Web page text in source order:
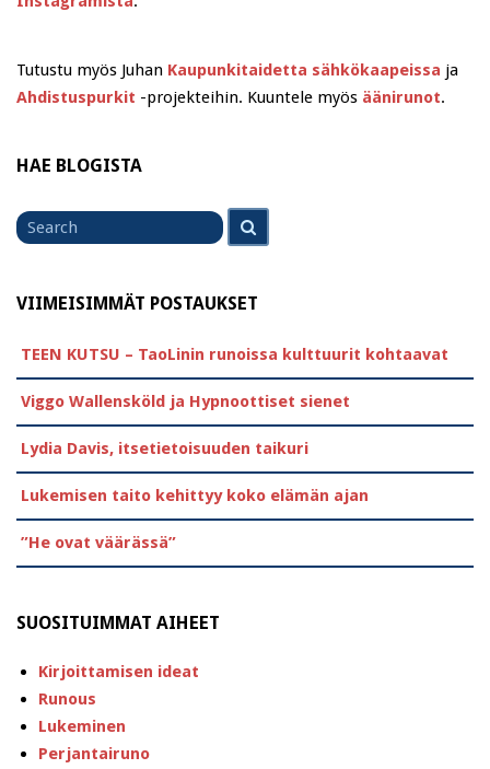
Tutustu myös Juhan Kaupunkitaidetta sähkökaapeissa ja
Ahdistuspurkit -projekteihin. Kuuntele myös äänirunot.
HAE BLOGISTA
Search
for
VIIMEISIMMÄT POSTAUKSET
TEEN KUTSU – TaoLinin runoissa kulttuurit kohtaavat
Viggo Wallensköld ja Hypnoottiset sienet
Lydia Davis, itsetietoisuuden taikuri
Lukemisen taito kehittyy koko elämän ajan
”He ovat väärässä”
SUOSITUIMMAT AIHEET
Kirjoittamisen ideat
Runous
Lukeminen
Perjantairuno